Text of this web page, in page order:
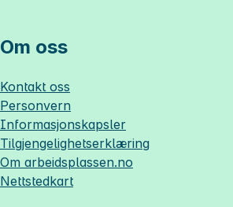
Om oss
Kontakt oss
Personvern
Informasjonskapsler
Tilgjengelighetserklæring
Om arbeidsplassen.no
Nettstedkart